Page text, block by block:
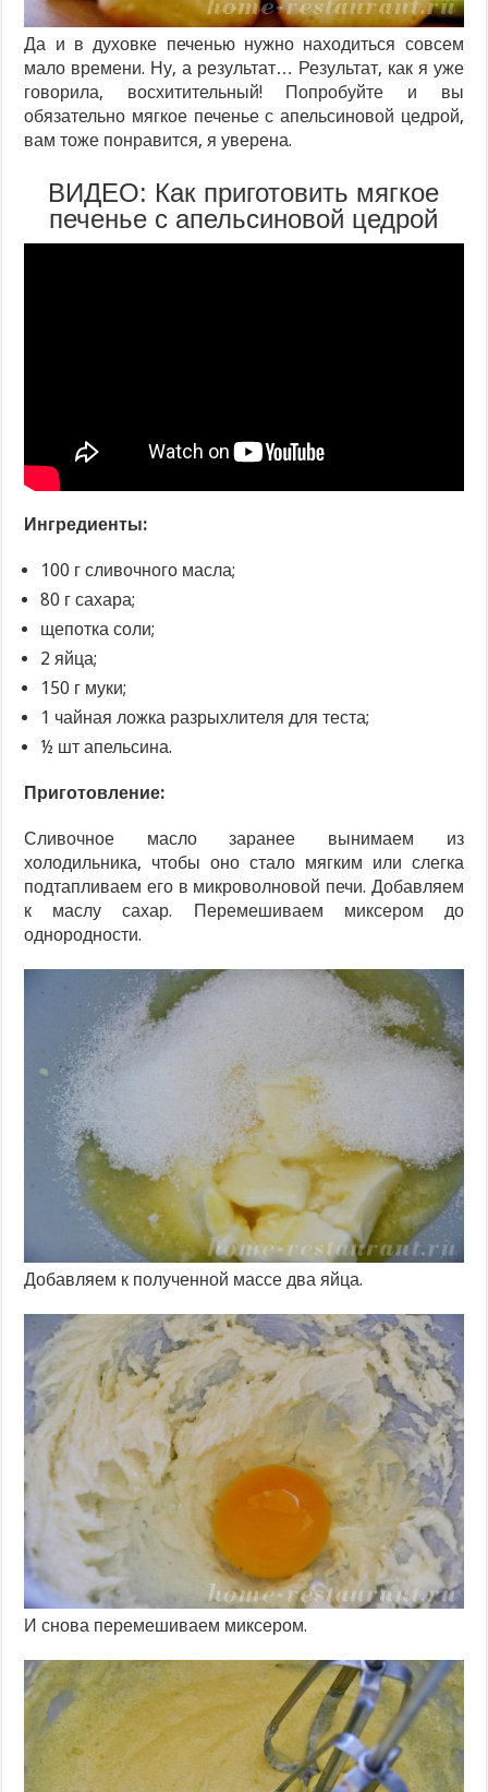
Да и в духовке печенью нужно находиться совсем
мало времени. Ну, а результат… Результат, как я уже
говорила, восхитительный! Попробуйте и вы
обязательно мягкое печенье с апельсиновой цедрой,
вам тоже понравится, я уверена.
ВИДЕО: Как приготовить мягкое
печенье с апельсиновой цедрой
Ингредиенты:
100 г сливочного масла;
80 г сахара;
щепотка соли;
2 яйца;
150 г муки;
1 чайная ложка разрыхлителя для теста;
½ шт апельсина.
Приготовление:
Сливочное масло заранее вынимаем из
холодильника, чтобы оно стало мягким или слегка
подтапливаем его в микроволновой печи. Добавляем
к маслу сахар. Перемешиваем миксером до
однородности.
Добавляем к полученной массе два яйца.
И снова перемешиваем миксером.